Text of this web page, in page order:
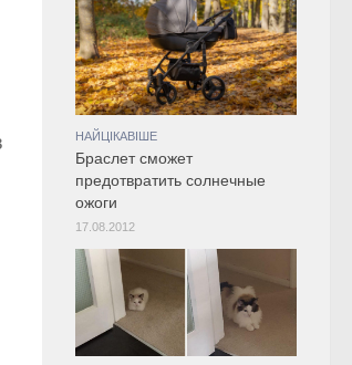
НАЙЦІКАВІШЕ
Браслет сможет
предотвратить солнечные
ожоги
17.08.2012